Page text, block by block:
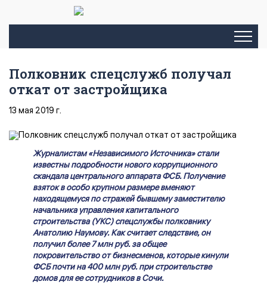
Полковник спецслужб получал
откат от застройщика
13 мая 2019 г.
Журналистам «Независимого Источника» стали
известны подробности нового коррупционного
скандала центрального аппарата ФСБ. Получение
взяток в особо крупном размере вменяют
находящемуся по стражей бывшему заместителю
начальника управления капитального
строительства (УКС) спецслужбы полковнику
Анатолию Наумову. Как считает следствие, он
получил более 7 млн руб. за общее
покровительство от бизнесменов, которые кинули
ФСБ почти на 400 млн руб. при строительстве
домов для ее сотрудников в Сочи.